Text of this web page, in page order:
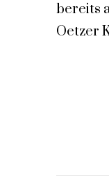
bereits
Oetzer